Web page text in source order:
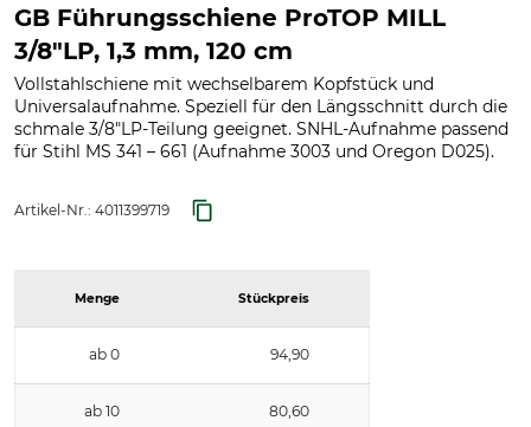
GB Führungsschiene ProTOP MILL
3/8"LP, 1,3 mm, 120 cm
Vollstahlschiene mit wechselbarem Kopfstück und
Universalaufnahme. Speziell für den Längsschnitt durch die
schmale 3/8"LP-Teilung geeignet. SNHL-Aufnahme passend
für Stihl MS 341 – 661 (Aufnahme 3003 und Oregon D025).
Artikel-Nr.: 4011399719
Menge Stückpreis
ab 0 94,90
ab 10 80,60